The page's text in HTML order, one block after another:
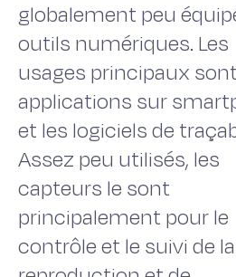
globalement peu
outils numériques. Les
usages principaux
applications sur
et les logiciels de
Assez peu utilisés, les
capteurs le sont
principalement pour le
contrôle et le suivi de la